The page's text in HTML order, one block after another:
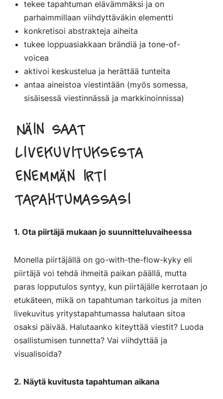
tekee tapahtuman elävämmäksi ja on
parhaimmillaan viihdyttäväkin elementti
konkretisoi abstrakteja aiheita
tukee loppuasiakkaan brändiä ja tone-of-
voicea
aktivoi keskustelua ja herättää tunteita
antaa aineistoa viestintään (myös somessa,
sisäisessä viestinnässä ja markkinoinnissa)
Näin saat
livekuvituksesta
enemmän irti
tapahtumassasi
1. Ota piirtäjä mukaan jo suunnitteluvaiheessa
Monella piirtäjällä on go-with-the-flow-kyky eli
piirtäjä voi tehdä ihmeitä paikan päällä, mutta
paras lopputulos syntyy, kun piirtäjälle kerrotaan jo
etukäteen, mikä on tapahtuman tarkoitus ja miten
livekuvitus yritystapahtumassa halutaan sitoa
osaksi päivää. Halutaanko kiteyttää viestit? Luoda
osallistumisen tunnetta? Vai viihdyttää ja
visualisoida?
2. Näytä kuvitusta tapahtuman aikana